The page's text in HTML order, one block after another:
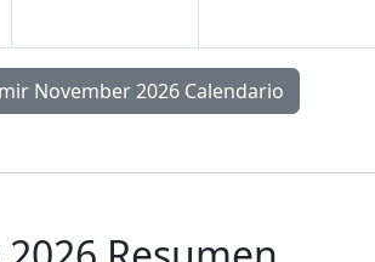
November 2026 Calendario